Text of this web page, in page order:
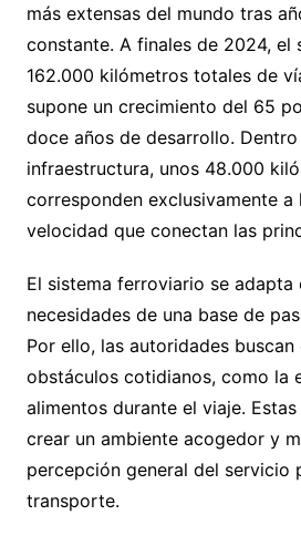
más extensas del mundo tras
constante. A finales de 2024, el
162.000 kilómetros totales de
supone un crecimiento del 65
doce años de desarrollo.
infraestructura, unos 48.000
corresponden exclusivamente a
velocidad que conectan las
El sistema ferroviario se adapta
necesidades de una base de
Por ello, las autoridades buscan
obstáculos cotidianos, como la
alimentos durante el viaje.
crear un ambiente acogedor y
percepción general del servicio
transporte.